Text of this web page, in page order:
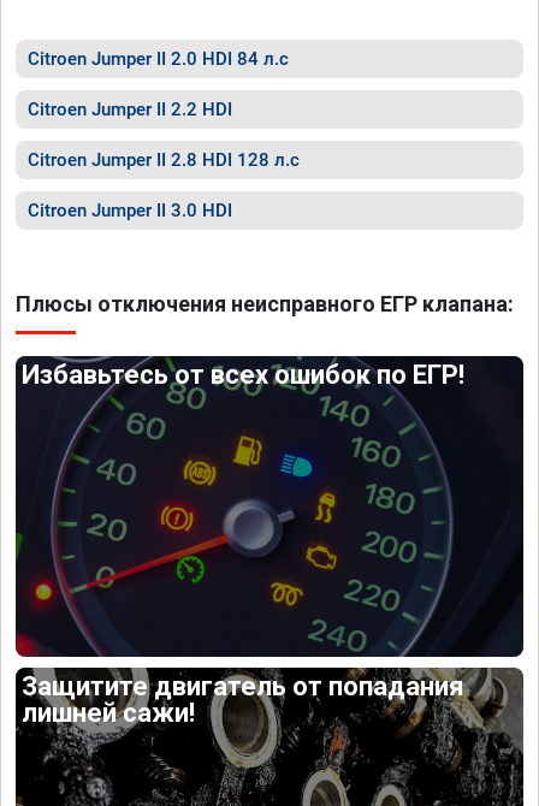
Citroen Jumper II 2.0 HDI 84 л.с
Citroen Jumper II 2.2 HDI
Citroen Jumper II 2.8 HDI 128 л.с
Citroen Jumper II 3.0 HDI
Плюсы отключения неисправного ЕГР клапана:
Избавьтесь от всех ошибок по ЕГР!
Защитите двигатель от попадания
лишней сажи!